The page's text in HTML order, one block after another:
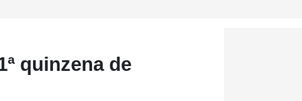
quinzena de